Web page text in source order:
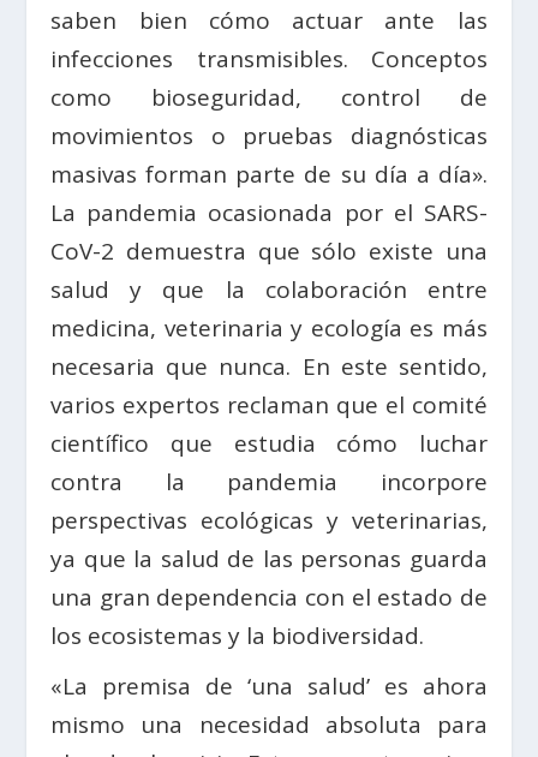
saben bien cómo actuar ante las
infecciones transmisibles. Conceptos
como bioseguridad, control de
movimientos o pruebas diagnósticas
masivas forman parte de su día a día».
La pandemia ocasionada por el SARS-
CoV-2 demuestra que sólo existe una
salud y que la colaboración entre
medicina, veterinaria y ecología es más
necesaria que nunca. En este sentido,
varios expertos reclaman que el comité
científico que estudia cómo luchar
contra la pandemia incorpore
perspectivas ecológicas y veterinarias,
ya que la salud de las personas guarda
una gran dependencia con el estado de
los ecosistemas y la biodiversidad.
«La premisa de ‘una salud’ es ahora
mismo una necesidad absoluta para